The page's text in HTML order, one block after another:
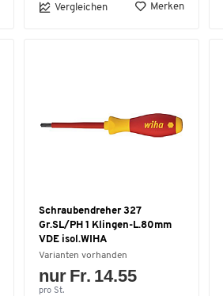
Vergleichen Merken
Schraubendreher 327
Gr.SL/PH 1 Klingen-L.80mm
VDE isol.WIHA
Varianten vorhanden
nur Fr. 14.55
pro St.